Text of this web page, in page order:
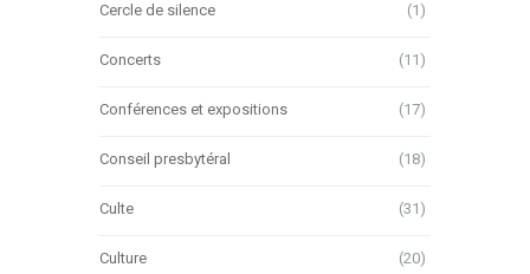
Cercle de silence (1)
Concerts (11)
Conférences et expositions (17)
Conseil presbytéral (18)
Culte (31)
Culture (20)